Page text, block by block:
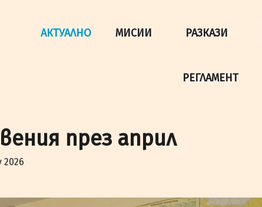
АКТУАЛНО МИСИИ РАЗКАЗИ
РЕГЛАМЕНТ
през април
2026